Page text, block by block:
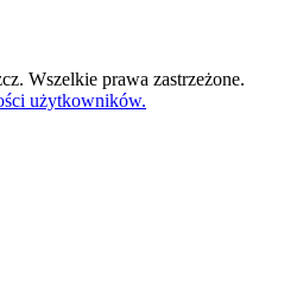
Wszelkie prawa zastrzeżone.
użytkowników.